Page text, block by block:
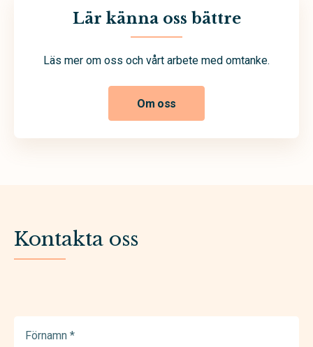
Lär känna oss bättre
Läs mer om oss och vårt arbete med omtanke.
Om oss
Kontakta oss
(Required)